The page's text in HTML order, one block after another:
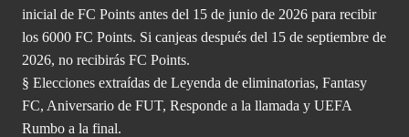
inicial de FC Points antes del 15 de junio de 2026 para recibir
los 6000 FC Points. Si canjeas después del 15 de septiembre de
2026, no recibirás FC Points.
§ Elecciones extraídas de Leyenda de eliminatorias, Fantasy
FC, Aniversario de FUT, Responde a la llamada y UEFA
Rumbo a la final.